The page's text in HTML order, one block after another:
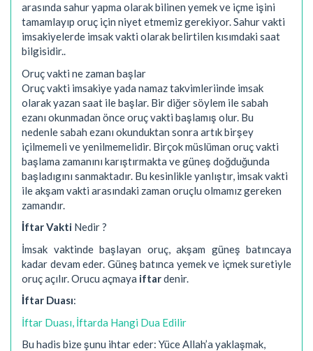
arasında sahur yapma olarak bilinen yemek ve içme işini
tamamlayıp oruç için niyet etmemiz gerekiyor. Sahur vakti
imsakiyelerde imsak vakti olarak belirtilen kısımdaki saat
bilgisidir..
Oruç vakti ne zaman başlar
Oruç vakti imsakiye yada namaz takvimleriinde imsak
olarak yazan saat ile başlar. Bir diğer söylem ile sabah
ezanı okunmadan önce oruç vakti başlamış olur. Bu
nedenle sabah ezanı okunduktan sonra artık birşey
içilmemeli ve yenilmemelidir. Birçok müslüman oruç vakti
başlama zamanını karıştırmakta ve güneş doğduğunda
başladıgını sanmaktadır. Bu kesinlikle yanlıştır, imsak vakti
ile akşam vakti arasındaki zaman oruçlu olmamız gereken
zamandır.
İftar Vakti Nedir ?
İmsak vaktinde başlayan oruç, akşam güneş batıncaya
kadar devam eder. Güneş batınca yemek ve içmek suretiyle
oruç açılır. Orucu açmaya iftardenir.
İftar Duası:
İftar Duası, İftarda Hangi Dua Edilir
Bu hadis bize şunu ihtar eder: Yüce Allah’a yaklaşmak,